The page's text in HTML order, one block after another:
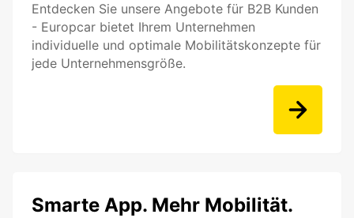
Entdecken Sie unsere Angebote für B2B Kunden
- Europcar bietet Ihrem Unternehmen
individuelle und optimale Mobilitätskonzepte für
jede Unternehmensgröße.
Smarte App. Mehr Mobilität.